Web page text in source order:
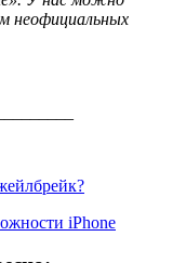
неофициальных
iPhone